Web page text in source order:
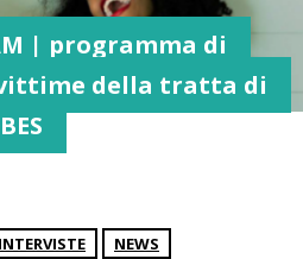
| programma di
della tratta di
INTERVISTE NEWS